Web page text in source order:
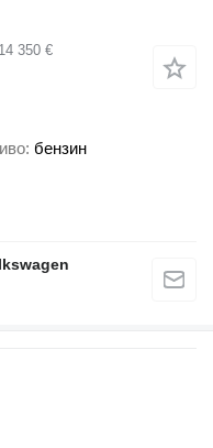
350 €
бензин